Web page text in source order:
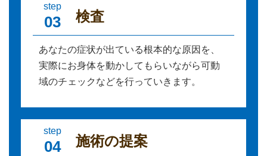
step
03 検査
あなたの症状が出ている根本的な原因を、
実際にお身体を動かしてもらいながら可動
域のチェックなどを行っていきます。
step
04 施術の提案